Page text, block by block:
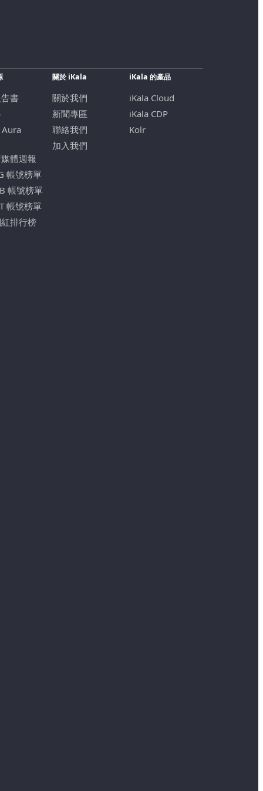
書
體週報
帳號榜單
帳號榜單
帳號榜單
排行榜
關於 iKala
關於我們
新聞專區
聯絡我們
加入我們
iKala 的產品
iKala Cloud
iKala CDP
Kolr